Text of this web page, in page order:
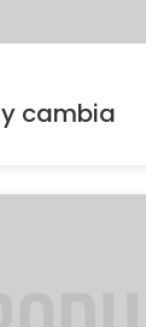
cambia